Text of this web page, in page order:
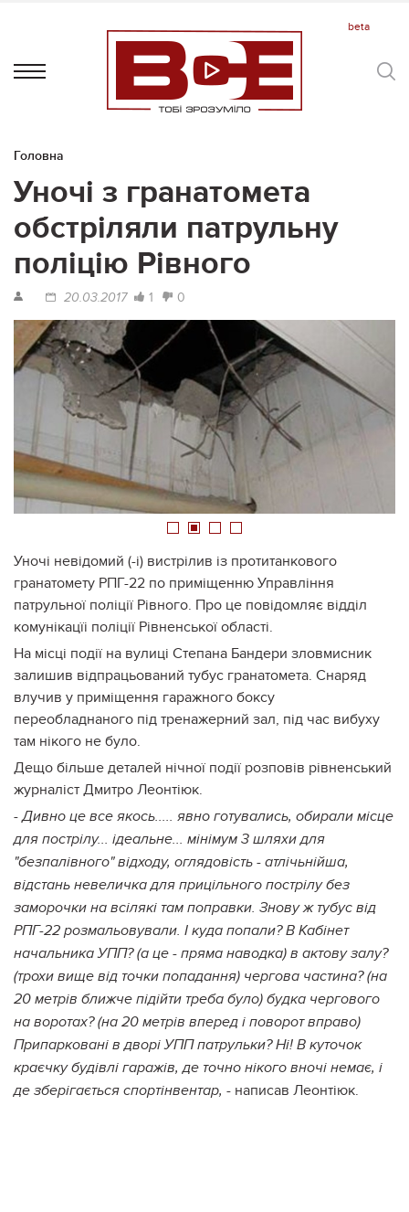
Головна
Уночі з гранатомета
обстріляли патрульну
поліцію Рівного
20.03.2017 1 0
1 2 3 4
Уночі невідомий (-і) вистрілив із протитанкового
гранатомету РПГ-22 по приміщенню Управління
патрульної поліції Рівного. Про це повідомляє відділ
комунікацїі поліції Рівненської області.
На місці події на вулиці Степана Бандери зловмисник
залишив відпрацьований тубус гранатомета. Снаряд
влучив у приміщення гаражного боксу
переобладнаного під тренажерний зал, під час вибуху
там нікого не було.
Дещо більше деталей нічної події розповів рівненський
журналіст Дмитро Леонтіюк.
- Дивно це все якось..... явно готувались, обирали місце
для пострілу... ідеальне... мінімум 3 шляхи для
"безпалівного" відходу, оглядовість - атлічьнійша,
відстань невеличка для прицільного пострілу без
заморочки на всілякі там поправки. Знову ж тубус від
РПГ-22 розмальовували. І куда попали? В Кабінет
начальника УПП? (а це - пряма наводка) в актову залу?
(трохи вище від точки попадання) чергова частина? (на
20 метрів ближче підійти треба було) будка чергового
на воротах? (на 20 метрів вперед і поворот вправо)
Припарковані в дворі УПП патрульки?Ні! В куточок
краєчку будівлі гаражів, де точно нікого вночі немає, і
де зберігається спортінвентар, - написав Леонтіюк.